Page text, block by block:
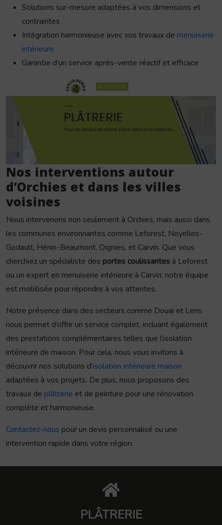
Solutions sur-mesure adaptées à vos dimensions et
contraintes
Intégration harmonieuse avec vos travaux de menuiserie
intérieure
Garantie d’un service après-vente réactif et efficace
Nos interventions autour
d’Orchies et dans les villes
voisines
Nous intervenons non seulement à Orchies, mais aussi dans
les communes environnantes comme Leforest, Noyelles-
Godault, Hénin-Beaumont, Oignies, et Carvin. Que vous
cherchiez un spécialiste des portes coulissantes à Leforest
ou un expert en menuiserie intérieure à Carvin, notre équipe
est mobilisée pour répondre à vos attentes.
Notre présence dans des secteurs comme Douai et Lens
nous permet d’offrir un service complet, incluant également
des prestations complémentaires telles que l’isolation
intérieure de maison. Pour cela, nous vous invitons à
découvrir nos solutions d’isolation intérieure maison
adaptées à vos projets. De plus, nous proposons des
travaux de plâtrerie et de peinture pour une rénovation
complète et harmonieuse.
Contactez-nous pour un devis personnalisé ou une
intervention rapide dans votre région.
PLÂTRERIE